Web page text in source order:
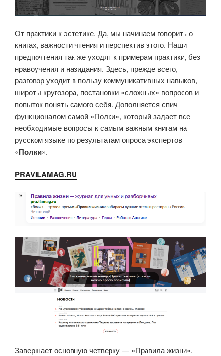
От практики к эстетике. Да, мы начинаем говорить о
книгах, важности чтения и перспектив этого. Наши
предпочтения так же уходят к примерам практики, без
нравоучения и назидания. Здесь, прежде всего,
разговор уходит в пользу коммуникативных навыков,
широты кругозора, постановки «сложных» вопросов и
попыток понять самого себя. Дополняется спич
функционалом самой «Полки», который задает все
необходимые вопросы к самым важным книгам на
русском языке по результатам опроса экспертов
«Полки».
PRAVILAMAG.RU
Завершает основную четверку — «Правила жизни».